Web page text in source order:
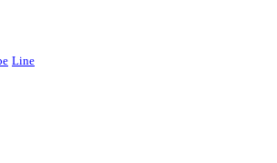
Line